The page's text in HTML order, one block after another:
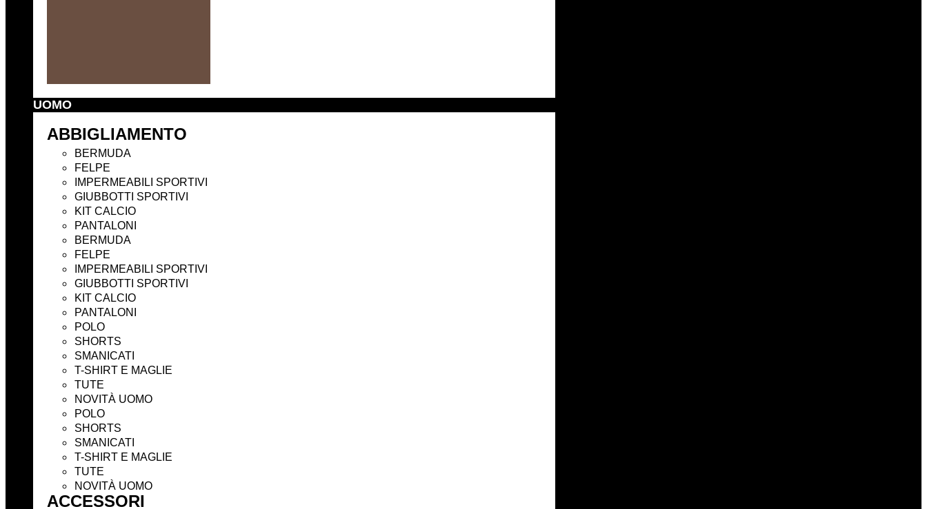
UOMO
ABBIGLIAMENTO
BERMUDA
FELPE
IMPERMEABILI SPORTIVI
GIUBBOTTI SPORTIVI
KIT CALCIO
PANTALONI
BERMUDA
FELPE
IMPERMEABILI SPORTIVI
GIUBBOTTI SPORTIVI
KIT CALCIO
PANTALONI
POLO
SHORTS
SMANICATI
T-SHIRT E MAGLIE
TUTE
NOVITÀ UOMO
POLO
SHORTS
SMANICATI
T-SHIRT E MAGLIE
TUTE
NOVITÀ UOMO
ACCESSORI